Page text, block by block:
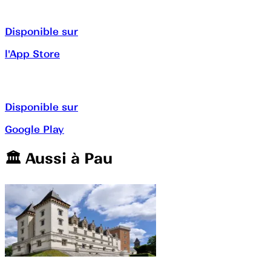
Disponible sur
l'App Store
Disponible sur
Google Play
🏛️️ Aussi à Pau